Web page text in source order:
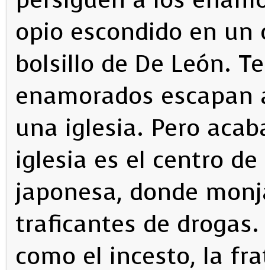
opio escondido en un
bolsillo de De León.
enamorados
una iglesia. Pero
iglesia es el centro
japonesa, donde
traficantes de
como el incesto, la